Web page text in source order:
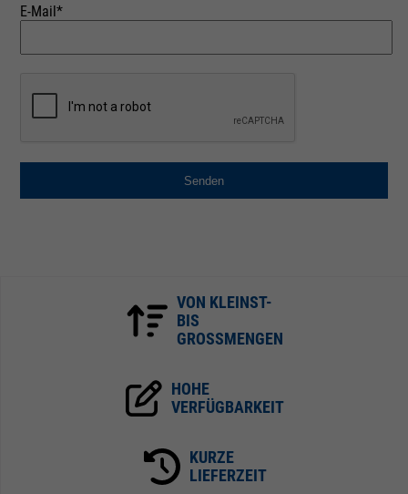
E-Mail*
Senden
VON KLEINST-
BIS
GROSSMENGEN
HOHE
VERFÜGBARKEIT
KURZE
LIEFERZEIT